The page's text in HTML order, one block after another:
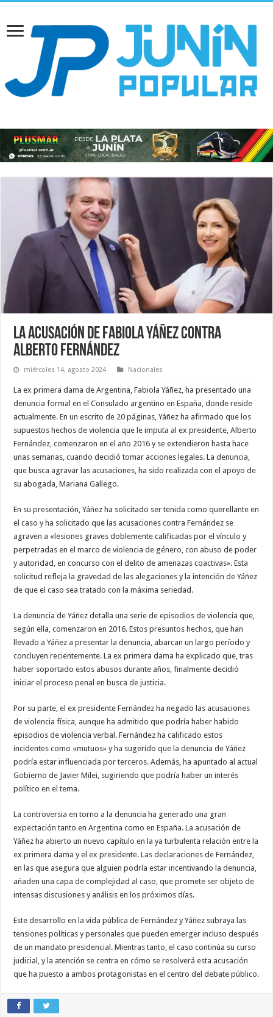
La acusación de Fabiola Yáñez contra
Alberto Fernández
miércoles 14, agosto 2024 Nacionales
La ex primera dama de Argentina, Fabiola Yáñez, ha presentado una
denuncia formal en el Consulado argentino en España, donde reside
actualmente. En un escrito de 20 páginas, Yáñez ha afirmado que los
supuestos hechos de violencia que le imputa al ex presidente, Alberto
Fernández, comenzaron en el año 2016 y se extendieron hasta hace
unas semanas, cuando decidió tomar acciones legales. La denuncia,
que busca agravar las acusaciones, ha sido realizada con el apoyo de
su abogada, Mariana Gallego.
En su presentación, Yáñez ha solicitado ser tenida como querellante en
el caso y ha solicitado que las acusaciones contra Fernández se
agraven a «lesiones graves doblemente calificadas por el vínculo y
perpetradas en el marco de violencia de género, con abuso de poder
y autoridad, en concurso con el delito de amenazas coactivas». Esta
solicitud refleja la gravedad de las alegaciones y la intención de Yáñez
de que el caso sea tratado con la máxima seriedad.
La denuncia de Yáñez detalla una serie de episodios de violencia que,
según ella, comenzaron en 2016. Estos presuntos hechos, que han
llevado a Yáñez a presentar la denuncia, abarcan un largo período y
concluyen recientemente. La ex primera dama ha explicado que, tras
haber soportado estos abusos durante años, finalmente decidió
iniciar el proceso penal en busca de justicia.
Por su parte, el ex presidente Fernández ha negado las acusaciones
de violencia física, aunque ha admitido que podría haber habido
episodios de violencia verbal. Fernández ha calificado estos
incidentes como «mutuos» y ha sugerido que la denuncia de Yáñez
podría estar influenciada por terceros. Además, ha apuntado al actual
Gobierno de Javier Milei, sugiriendo que podría haber un interés
político en el tema.
La controversia en torno a la denuncia ha generado una gran
expectación tanto en Argentina como en España. La acusación de
Yáñez ha abierto un nuevo capítulo en la ya turbulenta relación entre la
ex primera dama y el ex presidente. Las declaraciones de Fernández,
en las que asegura que alguien podría estar incentivando la denuncia,
añaden una capa de complejidad al caso, que promete ser objeto de
intensas discusiones y análisis en los próximos días.
Este desarrollo en la vida pública de Fernández y Yáñez subraya las
tensiones políticas y personales que pueden emerger incluso después
de un mandato presidencial. Mientras tanto, el caso continúa su curso
judicial, y la atención se centra en cómo se resolverá esta acusación
que ha puesto a ambos protagonistas en el centro del debate público.